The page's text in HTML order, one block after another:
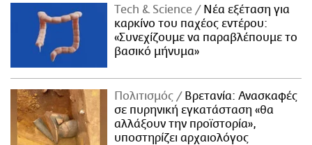
Τech & Science
Νέα εξέταση για
καρκίνο του παχέος εντέρου:
«Συνεχίζουμε να παραβλέπουμε το
βασικό μήνυμα»
Πολιτισμός
Βρετανία: Ανασκαφές
σε πυρηνική εγκατάσταση «θα
αλλάξουν την προϊστορία»,
υποστηρίζει αρχαιολόγος